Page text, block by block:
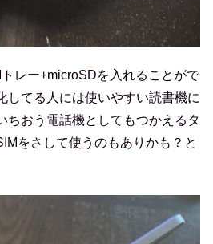
レー+microSDを入れることがで
してる人には使いやすい読書機に
ちおう電話機としてもつかえるタ
をさして使うのもありかも？と